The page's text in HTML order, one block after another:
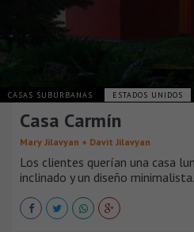
CASAS SUBURBANAS ESTADOS UNIDOS
Casa Carmín
Mary Jilavyan + Davit Jilavyan
Los clientes querían una casa
inclinado y un diseño minimalista.